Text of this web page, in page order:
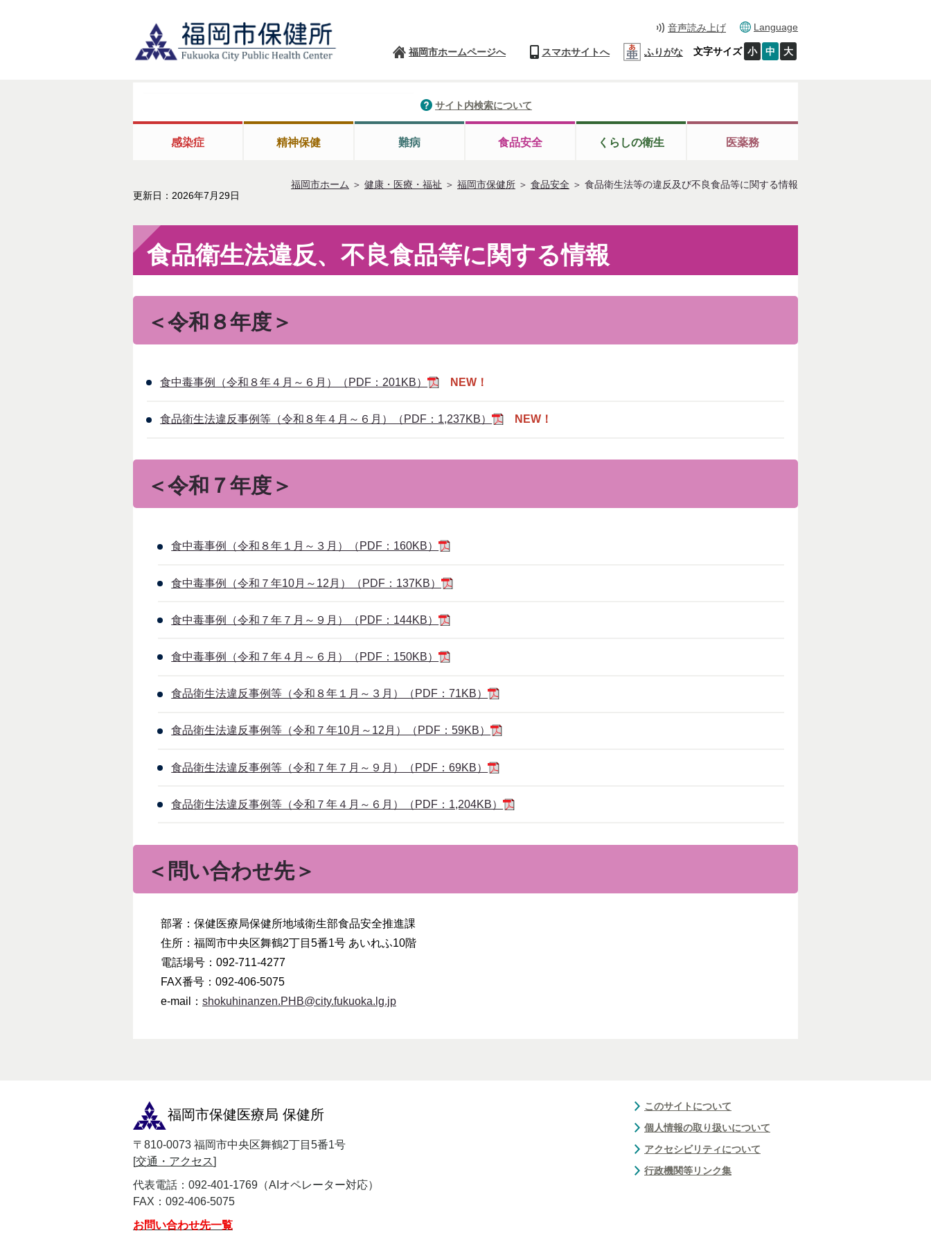
音声読み上げ Language
福岡市ホームページへ スマホサイトへ ふりがな 文字サイズ 小 中 大
サイト内検索について
感染症 精神保健 難病 食品安全 くらしの衛生 医薬務
福岡市ホーム ＞ 健康・医療・福祉 ＞ 福岡市保健所 ＞ 食品安全 ＞ 食品衛生法等の違反及び不良食品等に関する情報
更新日：2026年7月29日
食品衛生法違反、不良食品等に関する情報
＜令和８年度＞
食中毒事例（令和８年４月～６月）（PDF：201KB） NEW！
食品衛生法違反事例等（令和８年４月～６月）（PDF：1,237KB） NEW！
＜令和７年度＞
食中毒事例（令和８年１月～３月）（PDF：160KB）
食中毒事例（令和７年10月～12月）（PDF：137KB）
食中毒事例（令和７年７月～９月）（PDF：144KB）
食中毒事例（令和７年４月～６月）（PDF：150KB）
食品衛生法違反事例等（令和８年１月～３月）（PDF：71KB）
食品衛生法違反事例等（令和７年10月～12月）（PDF：59KB）
食品衛生法違反事例等（令和７年７月～９月）（PDF：69KB）
食品衛生法違反事例等（令和７年４月～６月）（PDF：1,204KB）
＜問い合わせ先＞
部署：保健医療局保健所地域衛生部食品安全推進課
住所：福岡市中央区舞鶴2丁目5番1号 あいれふ10階
電話場号：092-711-4277
FAX番号：092-406-5075
e-mail： shokuhinanzen.PHB@city.fukuoka.lg.jp
福岡市保健医療局 保健所
〒810-0073 福岡市中央区舞鶴2丁目5番1号
[交通・アクセス]
代表電話：092-401-1769（AIオペレーター対応）
FAX：092-406-5075
お問い合わせ先一覧
このサイトについて
個人情報の取り扱いについて
アクセシビリティについて
行政機関等リンク集